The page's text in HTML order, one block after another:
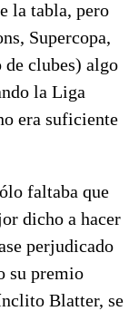
la tabla, pero
Supercopa,
clubes) algo
la Liga
era suficiente
faltaba que
dicho a hacer
perjudicado
su premio
Blatter, se